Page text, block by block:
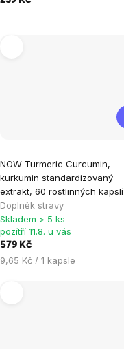
NOW Turmeric Curcumin,
kurkumin standardizovaný
extrakt, 60 rostlinných kapslí
Doplněk stravy
hodnocení
produktu
je
5,0
z
Skladem > 5 ks
pozítří 11.8. u vás
579 Kč
Měrná
9,65 Kč / 1 kapsle